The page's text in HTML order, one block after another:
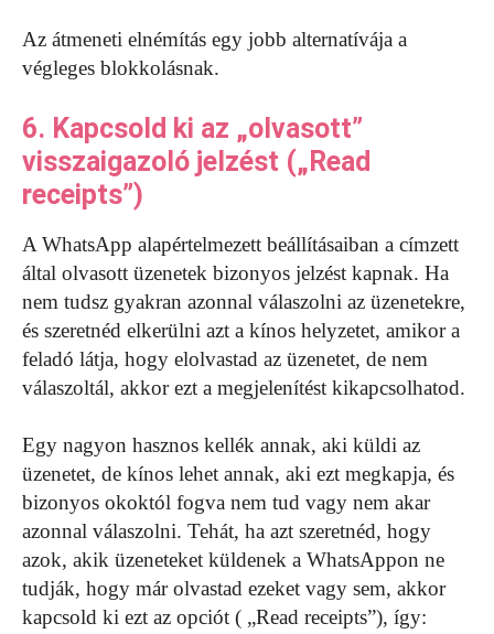
Az átmeneti elnémítás egy jobb alternatívája a
végleges blokkolásnak.
6. Kapcsold ki az „olvasott”
visszaigazoló jelzést („Read
receipts”)
A WhatsApp alapértelmezett beállításaiban a címzett
által olvasott üzenetek bizonyos jelzést kapnak. Ha
nem tudsz gyakran azonnal válaszolni az üzenetekre,
és szeretnéd elkerülni azt a kínos helyzetet, amikor a
feladó látja, hogy elolvastad az üzenetet, de nem
válaszoltál, akkor ezt a megjelenítést kikapcsolhatod.
Egy nagyon hasznos kellék annak, aki küldi az
üzenetet, de kínos lehet annak, aki ezt megkapja, és
bizonyos okoktól fogva nem tud vagy nem akar
azonnal válaszolni. Tehát, ha azt szeretnéd, hogy
azok, akik üzeneteket küldenek a WhatsAppon ne
tudják, hogy már olvastad ezeket vagy sem, akkor
kapcsold ki ezt az opciót ( „Read receipts”), így: